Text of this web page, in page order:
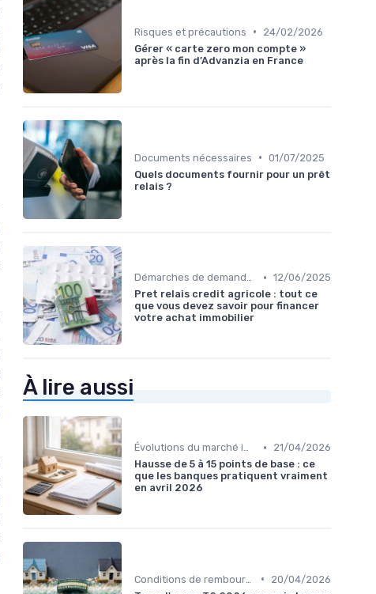
Risques et précautions •
24/02/2026
Gérer « carte zero mon compte »
après la fin d’Advanzia en France
Documents nécessaires • 01/07/2025
Quels documents fournir pour un prêt
relais ?
Démarches de demande de prêt relais • 12/06/2025
Pret relais credit agricole : tout ce
que vous devez savoir pour financer
votre achat immobilier
À lire aussi
Évolutions du marché immobilier •
21/04/2026
Hausse de 5 à 15 points de base : ce
que les banques pratiquent vraiment
en avril 2026
•
20/04/2026